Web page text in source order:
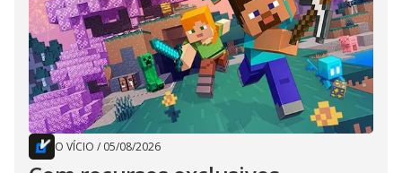
O VÍCIO / 05/08/2026